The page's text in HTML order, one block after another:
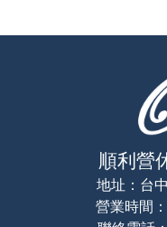
順利營
地址： 台
營業時間：